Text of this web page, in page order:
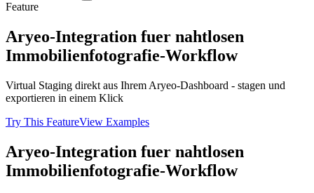
Feature
Aryeo-Integration fuer nahtlosen
Immobilienfotografie-Workflow
Virtual Staging direkt aus Ihrem Aryeo-Dashboard - stagen und
exportieren in einem Klick
Try This FeatureView Examples
Aryeo-Integration fuer nahtlosen
Immobilienfotografie-Workflow